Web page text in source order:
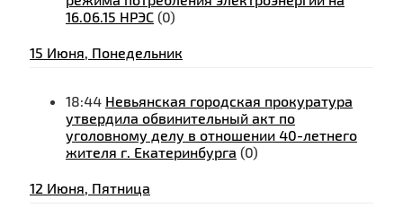
16.06.15 НРЭС (0)
15 Июня, Понедельник
18:44 Невьянская городская прокуратура
утвердила обвинительный акт по
уголовному делу в отношении 40-летнего
жителя г. Екатеринбурга (0)
12 Июня, Пятница